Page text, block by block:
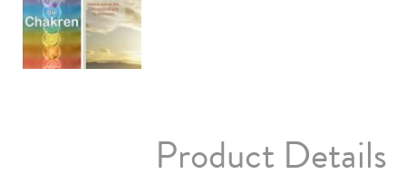
Product Details